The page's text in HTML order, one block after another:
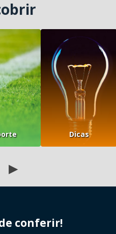
Dicas
▶
conferir!